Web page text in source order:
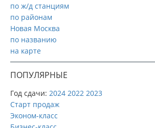
по ж/д станциям
по районам
Новая Москва
по названию
на карте
ПОПУЛЯРНЫЕ
Год сдачи: 2024 2022 2023
Старт продаж
Эконом-класс